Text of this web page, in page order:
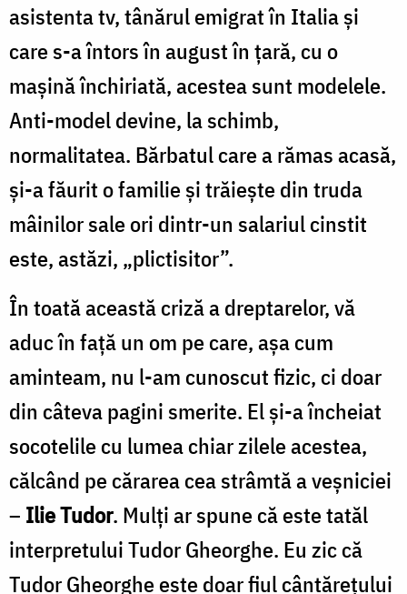
asistenta tv, tânărul emigrat în Italia și
care s-a întors în august în țară, cu o
mașină închiriată, acestea sunt modelele.
Anti-model devine, la schimb,
normalitatea. Bărbatul care a rămas acasă,
și-a făurit o familie și trăiește din truda
mâinilor sale ori dintr-un salariul cinstit
este, astăzi, „plictisitor”.
În toată această criză a dreptarelor, vă
aduc în față un om pe care, așa cum
aminteam, nu l-am cunoscut fizic, ci doar
din câteva pagini smerite. El și-a încheiat
socotelile cu lumea chiar zilele acestea,
călcând pe cărarea cea strâmtă a veșniciei
– Ilie Tudor. Mulți ar spune că este tatăl
interpretului Tudor Gheorghe. Eu zic că
Tudor Gheorghe este doar fiul cântărețului